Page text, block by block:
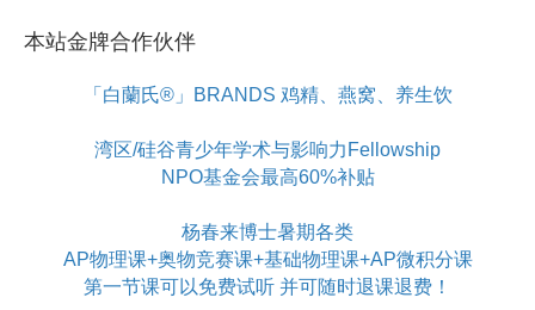
本站金牌合作伙伴
「白蘭氏®」BRANDS 鸡精、燕窝、养生饮
湾区/硅谷青少年学术与影响力Fellowship
NPO基金会最高60%补贴
杨春来博士暑期各类
AP物理课+奥物竞赛课+基础物理课+AP微积分课
第一节课可以免费试听 并可随时退课退费！